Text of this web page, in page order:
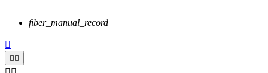
fiber_manual_record

